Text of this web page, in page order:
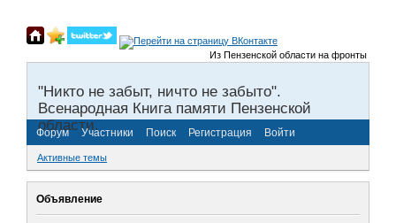
Из Пензенской области на фронты
"Никто не забыт, ничто не забыто".
Всенародная Книга памяти Пензенской
области.
Форум Участники Поиск Регистрация Войти
Активные темы
Объявление